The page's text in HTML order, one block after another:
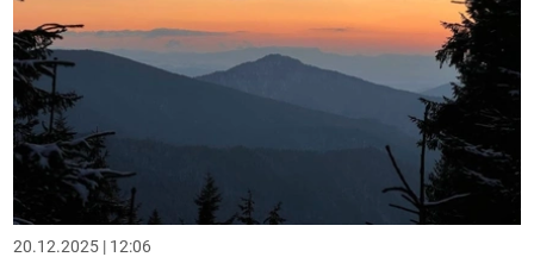
20.12.2025 | 12:06